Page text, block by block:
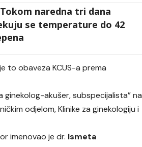
Tokom naredna tri dana
se temperature do 42
to obaveza KCUS-a prema
akušer, subspecijalista” na
odjelom, Klinike za ginekologiju i
imenovao je dr. Ismeta